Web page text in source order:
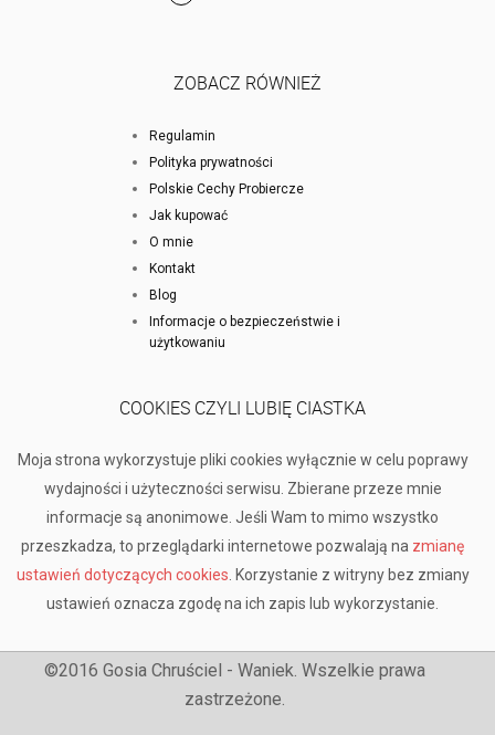
ZOBACZ RÓWNIEŻ
Regulamin
Polityka prywatności
Polskie Cechy Probiercze
Jak kupować
O mnie
Kontakt
Blog
Informacje o bezpieczeństwie i
użytkowaniu
COOKIES CZYLI LUBIĘ CIASTKA
Moja strona wykorzystuje pliki cookies wyłącznie w celu poprawy
wydajności i użyteczności serwisu. Zbierane przeze mnie
informacje są anonimowe. Jeśli Wam to mimo wszystko
przeszkadza, to przeglądarki internetowe pozwalają na zmianę
ustawień dotyczących cookies . Korzystanie z witryny bez zmiany
ustawień oznacza zgodę na ich zapis lub wykorzystanie.
©2016 Gosia Chruściel - Waniek. Wszelkie prawa
zastrzeżone.